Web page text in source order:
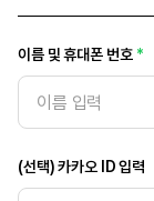
이름 및 휴대폰 번호
(선택) 카카오 ID 입력